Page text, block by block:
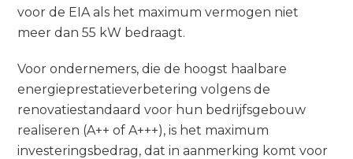
voor de EIA als het maximum vermogen niet
meer dan 55 kW bedraagt.
Voor ondernemers, die de hoogst haalbare
energieprestatieverbetering volgens de
renovatiestandaard voor hun bedrijfsgebouw
realiseren (A++ of A+++), is het maximum
investeringsbedrag, dat in aanmerking komt voor